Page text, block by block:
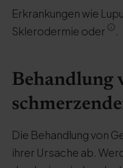
Erkrankungen wie
Sklerodermie oder
.
Behandlung
Die Behandlung von
ihrer Ursache ab.